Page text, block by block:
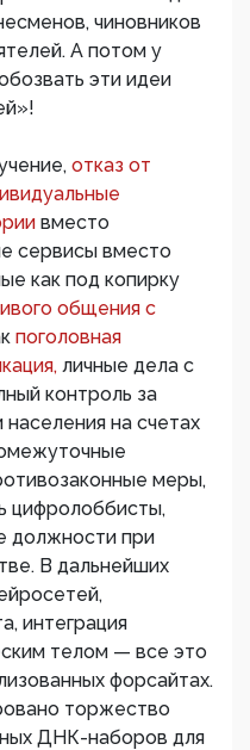
чиновников
А потом у
эти идеи
отказ от
вместо
сервисы вместо
как под копирку
общения с
поголовная
личные дела с
контроль за
на счетах
меры,
цифролоббисты,
должности при
В дальнейших
интеграция
телом — все это
форсайтах.
торжество
ДНК-наборов для